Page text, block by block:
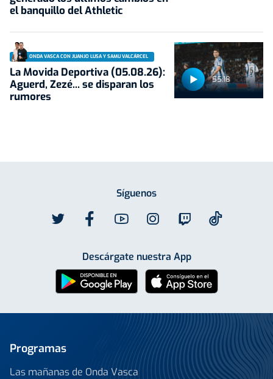
el banquillo del Athletic
55:18
ONDA VASCA CON JUANJO LUSA Y SAMU VALCÁRCEL
La Movida Deportiva (05.08.26):
Aguerd, Zezé... se disparan los
rumores
Síguenos
Descárgate nuestra App
Programas
Las mañanas de Onda Vasca